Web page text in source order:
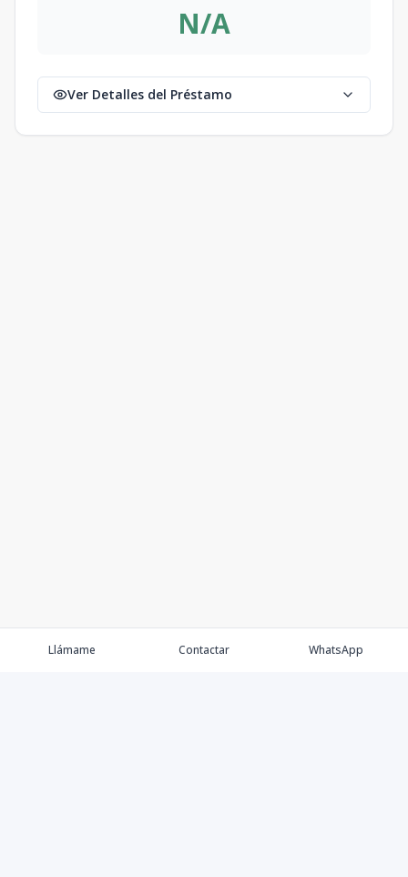
N/A
Ver Detalles del Préstamo
Llámame Contactar WhatsApp